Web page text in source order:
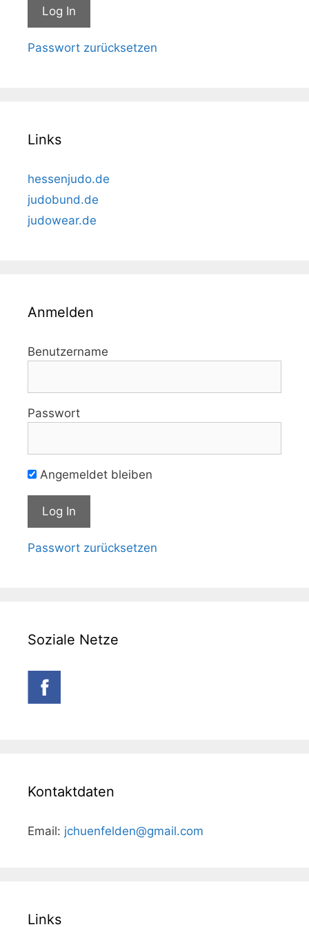
Passwort zurücksetzen
Links
hessenjudo.de
judobund.de
judowear.de
Anmelden
Benutzername
Passwort
Angemeldet bleiben
Passwort zurücksetzen
Soziale Netze
Kontaktdaten
Email: jchuenfelden@gmail.com
Links